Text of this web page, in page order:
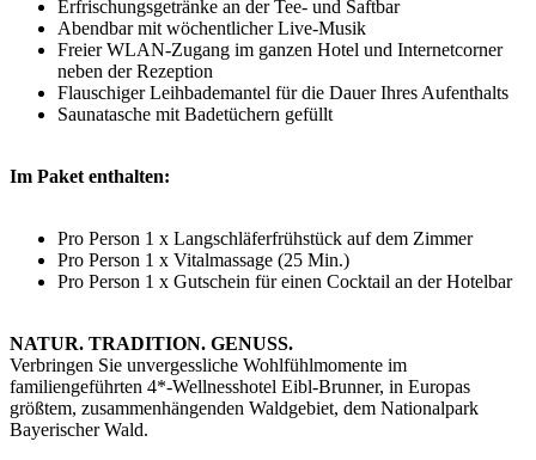
Erfrischungsgetränke an der Tee- und Saftbar
Abendbar mit wöchentlicher Live-Musik
Freier WLAN-Zugang im ganzen Hotel und Internetcorner
neben der Rezeption
Flauschiger Leihbademantel für die Dauer Ihres Aufenthalts
Saunatasche mit Badetüchern gefüllt
Im Paket enthalten:
Pro Person 1 x Langschläferfrühstück auf dem Zimmer
Pro Person 1 x Vitalmassage (25 Min.)
Pro Person 1 x Gutschein für einen Cocktail an der Hotelbar
NATUR. TRADITION. GENUSS.
Verbringen Sie unvergessliche Wohlfühlmomente im
familiengeführten 4*-Wellnesshotel Eibl-Brunner, in Europas
größtem, zusammenhängenden Waldgebiet, dem Nationalpark
Bayerischer Wald.